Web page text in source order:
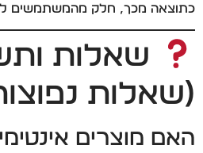
כתוצאה מכך, חלק מהמשתמשים
שאלות
(שאלות
האם מוצרים